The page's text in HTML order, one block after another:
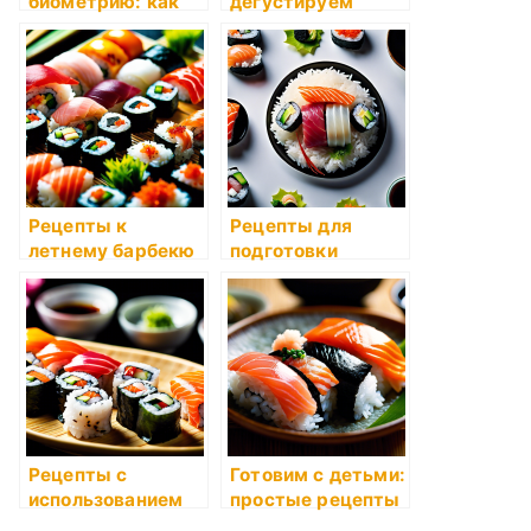
технологии
помогают
создавать
индивидуальные
рецепты
экзотическую
кухню
Рецепты к
летнему барбекю
Рецепты для
подготовки
обедов для всей
семьи
Рецепты с
использованием
Готовим с детьми:
простые рецепты